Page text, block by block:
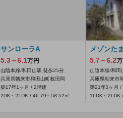
サンローラA
5.3～6.1万円
山陰本線/和田山駅 徒歩25分
兵庫県朝来市和田山町枚田岡
築17年1ヶ月 / 2階建
2DK～2LDK / 46.79～58.52㎡
メゾンた
5.7～6.2
山陰本線/和田
兵庫県朝来市
築21年3ヶ月 /
1LDK～2LDK